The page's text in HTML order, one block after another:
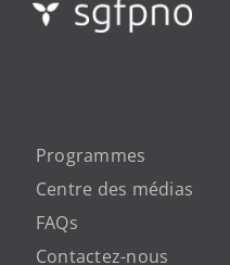
Programmes
Centre des médias
FAQs
Contactez-nous